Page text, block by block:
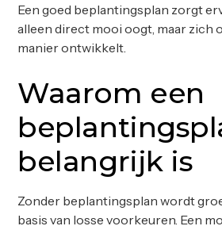
Een goed beplantingsplan zorgt
alleen direct mooi oogt, maar zich
manier ontwikkelt.
Waarom een
belangrijk is
Zonder beplantingsplan wordt
basis van losse voorkeuren. Een